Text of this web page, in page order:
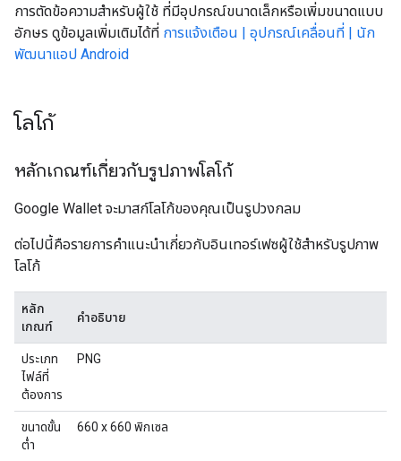
การตัดข้อความสำหรับผู้ใช้ ที่มีอุปกรณ์ขนาดเล็กหรือเพิ่มขนาดแบบ
อักษร ดูข้อมูลเพิ่มเติมได้ที่ การแจ้งเตือน | อุปกรณ์เคลื่อนที่ | นัก
พัฒนาแอป Android
โลโก้
หลักเกณฑ์เกี่ยวกับรูปภาพโลโก้
Google Wallet จะมาสก์โลโก้ของคุณเป็นรูปวงกลม
ต่อไปนี้คือรายการคำแนะนำเกี่ยวกับอินเทอร์เฟซผู้ใช้สำหรับรูปภาพ
โลโก้
หลัก
เกณฑ์
คำอธิบาย
ประเภท
ไฟล์ที่
ต้องการ
PNG
ขนาดขั้น
ต่ำ
660 x 660 พิกเซล